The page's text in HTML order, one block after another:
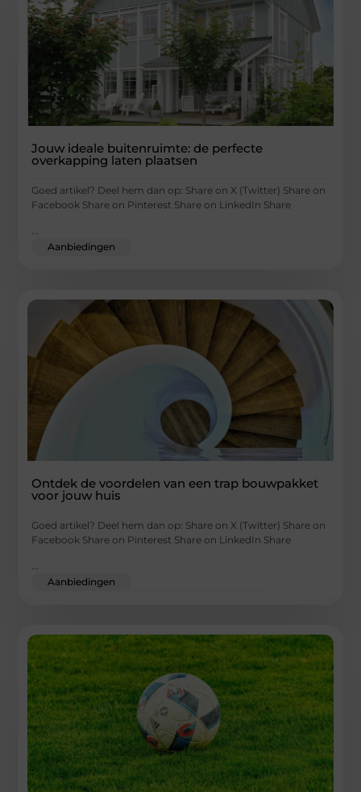
Jouw ideale buitenruimte: de perfecte
overkapping laten plaatsen
Goed artikel? Deel hem dan op: Share on X (Twitter) Share on
Facebook Share on Pinterest Share on LinkedIn Share
...
Aanbiedingen
Ontdek de voordelen van een trap bouwpakket
voor jouw huis
Goed artikel? Deel hem dan op: Share on X (Twitter) Share on
Facebook Share on Pinterest Share on LinkedIn Share
...
Aanbiedingen